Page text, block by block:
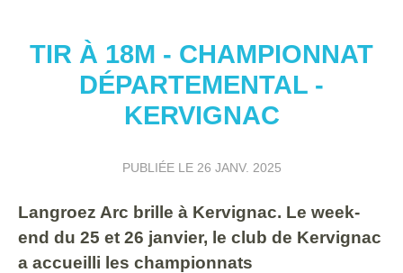
TIR À 18M - CHAMPIONNAT
DÉPARTEMENTAL -
KERVIGNAC
PUBLIÉE LE 26 JANV. 2025
Langroez Arc brille à Kervignac. Le week-
end du 25 et 26 janvier, le club de Kervignac
a accueilli les championnats